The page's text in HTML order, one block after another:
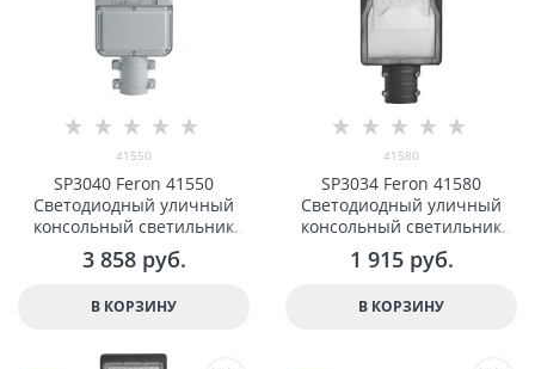
41550
SP3040 Feron 41550
Светодиодный уличный
консольный светильник
100W 5000K, серый
3 858 руб.
В КОРЗИНУ
41580
SP3034 Feron 41580
Светодиодный уличный
консольный светильник
80W 6400K, серый
1 915 руб.
В КОРЗИНУ